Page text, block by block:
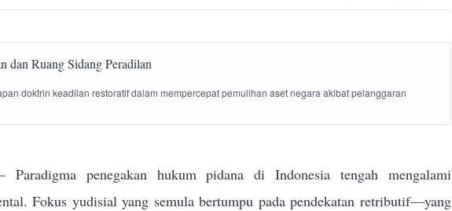
doktrin keadilan restoratif dalam mempercepat pemulihan aset negara akibat pelanggaran
penegakan hukum pidana di Indonesia tengah mengalami
Fokus yudisial yang semula bertumpu pada pendekatan retributif—yang